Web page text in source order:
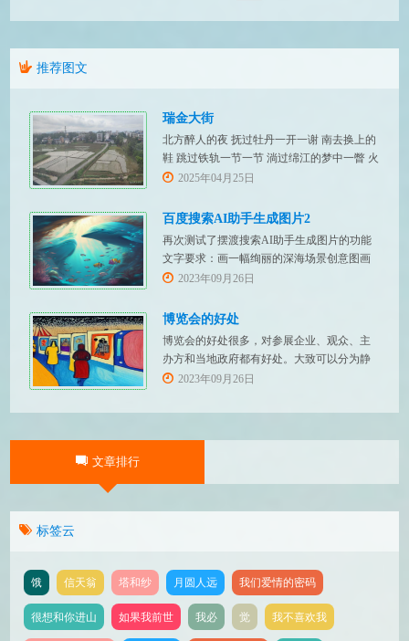
推荐图文
瑞金大街
北方醉人的夜 抚过牡丹一开一谢 南去换上的
鞋 跳过铁轨一节一节 淌过绵江的梦中一瞥 火
红招展的瑞金大街
2025年04月25日
百度搜索AI助手生成图片2
再次测试了摆渡搜索AI助手生成图片的功能
文字要求：画一幅绚丽的深海场景创意图画
文字要求：画一幅绚丽的森林场景创意图画
2023年09月26日
博览会的好处
博览会的好处很多，对参展企业、观众、主
办方和当地政府都有好处。大致可以分为静
态增值、动态获利和带动发展几个方面：
参展企业可以展示自己的产品和技术，让更
2023年09月26日
文章排行
标签云
饿 信天翁 塔和纱 月圆人远 我们爱情的密码
很想和你进山 如果我前世 我必 觉 我不喜欢我